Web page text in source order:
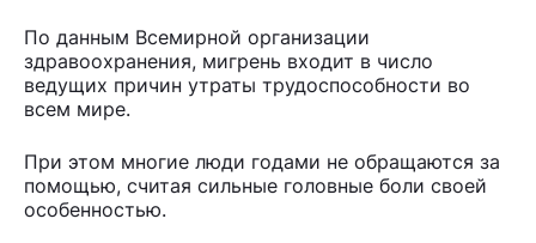
По данным Всемирной организации
здравоохранения, мигрень входит в число
ведущих причин утраты трудоспособности во
всем мире.
При этом многие люди годами не обращаются за
помощью, считая сильные головные боли своей
особенностью.